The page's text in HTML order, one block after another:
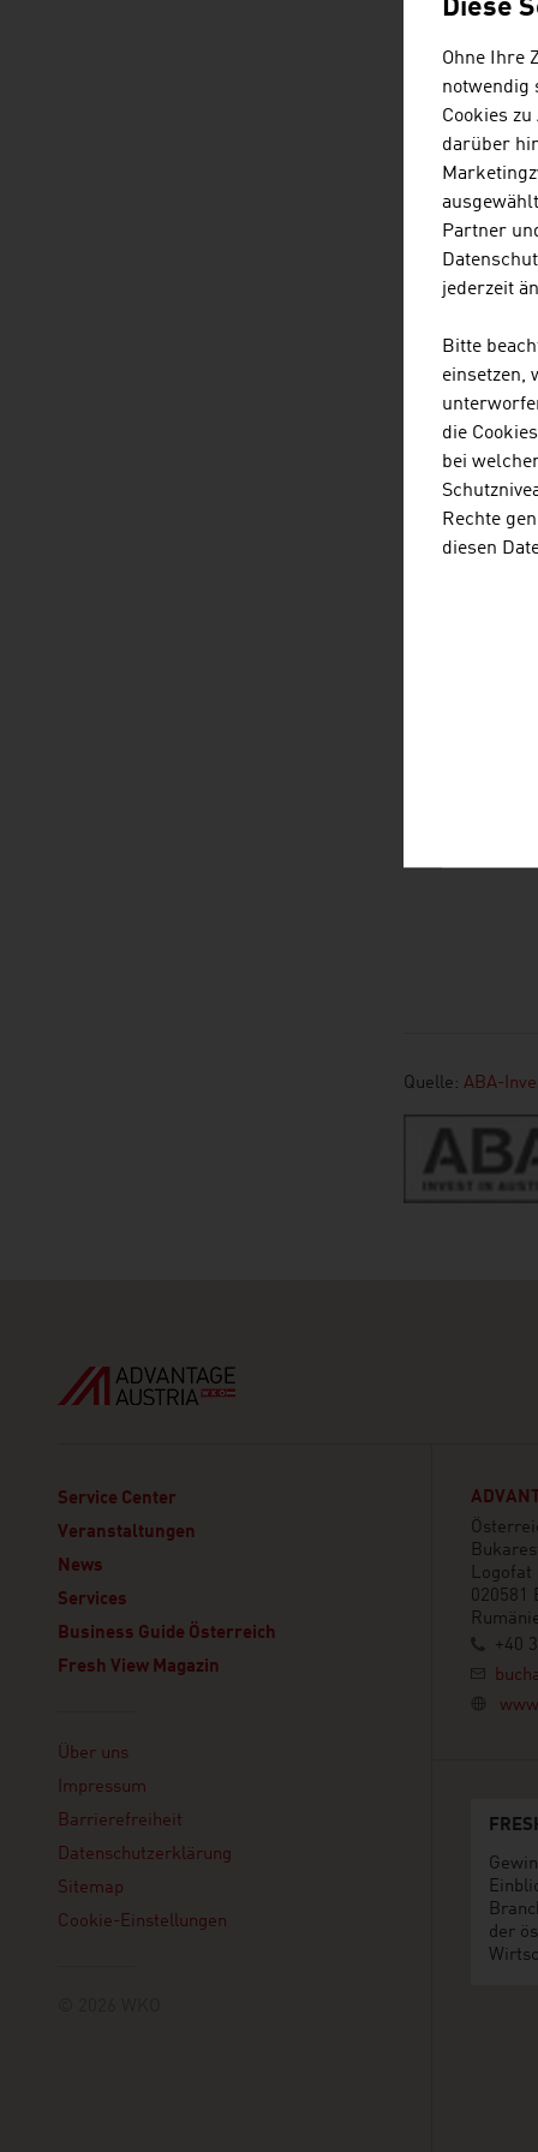
Quelle: ABA-
Service Center
Veranstaltungen
News
Services
Business Guide Österreich
Fresh View Magazin
Über uns
Impressum
Barrierefreiheit
Datenschutzerklärung
Sitemap
Cookie-Einstellungen
Logofat
020581
+40
der
Diese
Ohne Ihre
notwendig
Cookies
darüber
Partner
jederzeit
Bitte
einsetzen,
die
bei
Rechte
diesen